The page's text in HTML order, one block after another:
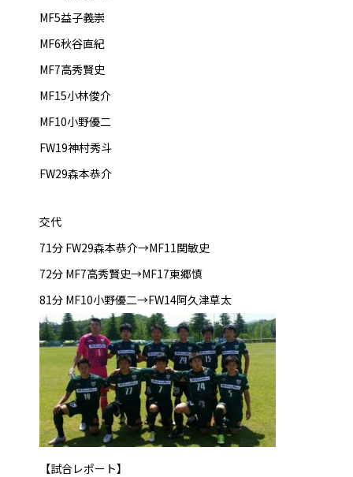
MF5益子義崇
MF6秋谷直紀
MF7高秀賢史
MF15小林俊介
MF10小野優二
FW19神村秀斗
FW29森本恭介
交代
71分 FW29森本恭介→MF11関敏史
72分 MF7高秀賢史→MF17東郷慎
81分 MF10小野優二→FW14阿久津草太
【試合レポート】